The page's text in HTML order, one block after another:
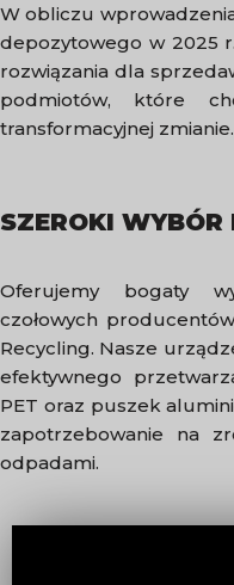
W obliczu
depozytowego w 2025
rozwiązania dla
podmiotów, które
transformacyjnej
SZEROKI
Oferujemy bogaty
czołowych
Recycling. Nasze
efektywnego
PET oraz puszek
zapotrzebowanie na
odpadami.